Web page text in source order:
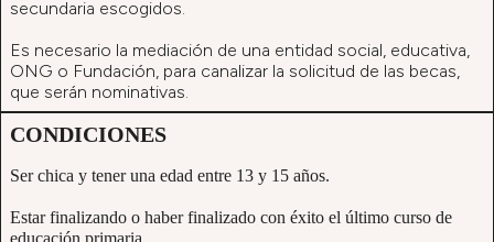
secundaria escogidos.
Es necesario la mediación de una entidad social, educativa,
ONG o Fundación, para canalizar la solicitud de las becas,
que serán nominativas.
CONDICIONES
Ser chica y tener una edad entre 13 y 15 años.
Estar finalizando o haber finalizado con éxito el último curso de
educación primaria.